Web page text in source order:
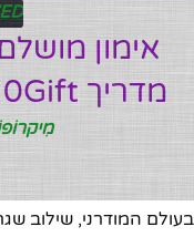
אימון
מדריך 10Gift לציוד כושר מתקפל
בעולם המודרני, שילוב